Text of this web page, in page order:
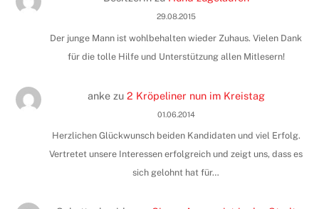
29.08.2015
Der junge Mann ist wohlbehalten wieder Zuhaus. Vielen Dank
für die tolle Hilfe und Unterstützung allen Mitlesern!
ankezu 2 Kröpeliner nun im Kreistag
01.06.2014
Herzlichen Glückwunsch beiden Kandidaten und viel Erfolg.
Vertretet unsere Interessen erfolgreich und zeigt uns, dass es
sich gelohnt hat für…